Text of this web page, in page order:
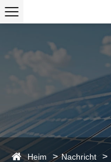
Heim Nachricht